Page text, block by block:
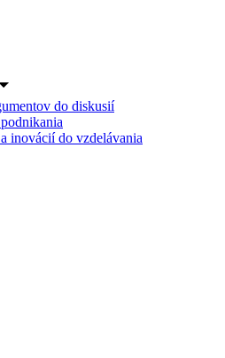
do diskusií
inovácií do vzdelávania